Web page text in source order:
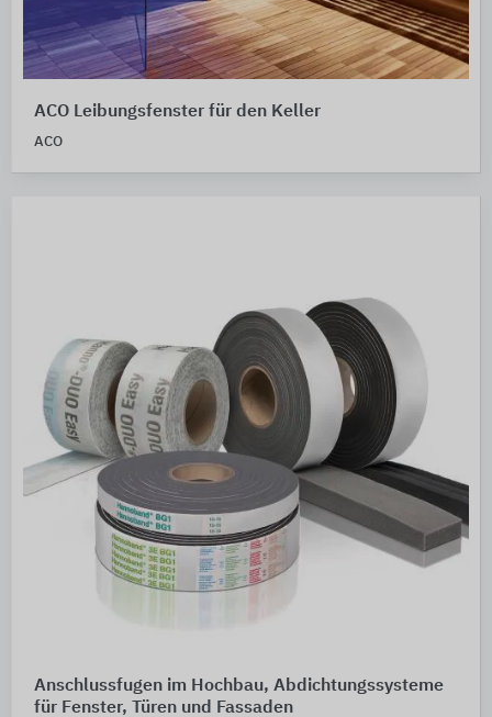
ACO Leibungsfenster für den Keller
ACO
Anschlussfugen im Hochbau, Abdichtungssysteme
für Fenster, Türen und Fassaden